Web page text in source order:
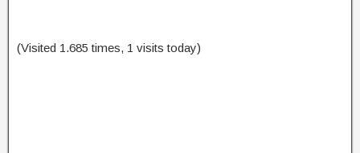
(Visited 1.685 times, 1 visits today)